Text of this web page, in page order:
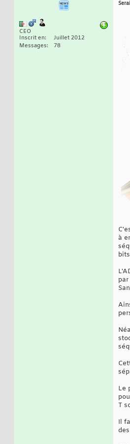
CEO
Inscrit en
Juillet 2012
Messages
78
à
Le
T
Il